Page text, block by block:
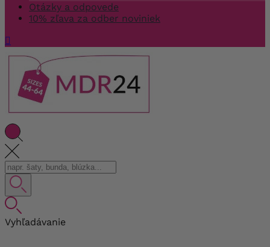
Otázky a odpovede
10% zľava za odber noviniek

Vyhľadávanie